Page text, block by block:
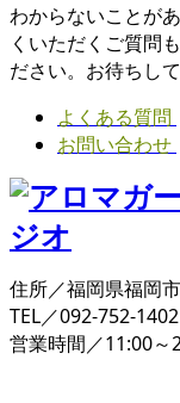
わからないことが
くいただくご質問
ださい。お待ちして
よくある質問
お問い合わせ
住所／福岡県福岡
TEL／092-752-1402
営業時間／11:00